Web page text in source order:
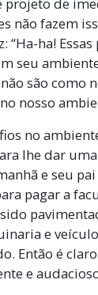
não fazem
“Ha-ha!
seu
são como
nosso
no
lhe dar
e seu
pagar a
e
Então é
e